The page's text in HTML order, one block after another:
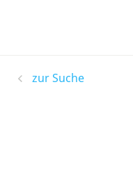
zur Suche